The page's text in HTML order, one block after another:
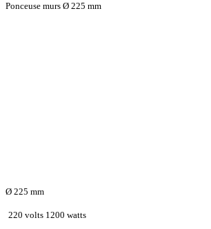
Ponceuse murs Ø 225 mm
Ø 225 mm
220 volts 1200 watts